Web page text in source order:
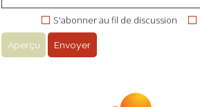
S'abonner au fil de discussion